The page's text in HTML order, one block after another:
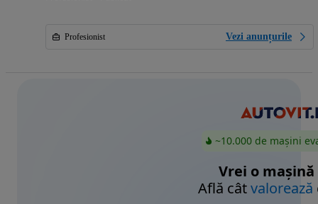
Profesionist Vezi anunțurile
~10.000 de mașini
Vrei o mașină
Află câtvalorează